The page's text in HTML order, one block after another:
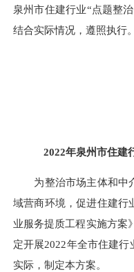
泉州市住建行业“点题整
结合实际情况，遵照执行。
2022年泉州市住建
为整治市场主体和中
域营商环境，促进住建行
业服务提质工程实施方案
定开展2022年全市住建行
实际， 制定本方案。